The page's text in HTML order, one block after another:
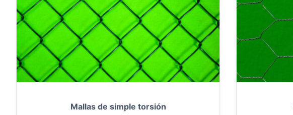
Mallas de simple torsión